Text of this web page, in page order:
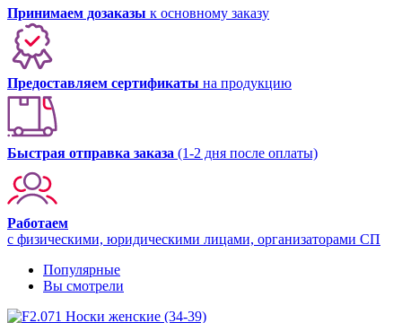
Принимаем дозаказы к основному заказу
Предоставляем сертификаты на продукцию
Быстрая отправка заказа (1-2 дня после оплаты)
Работаем
с физическими, юридическими лицами, организаторами СП
Популярные
Вы смотрели